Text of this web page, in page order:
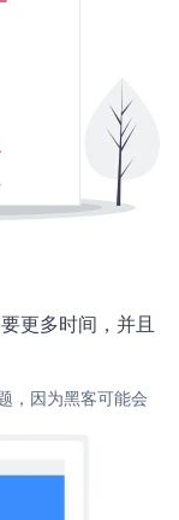
更多时间，并且
，因为黑客可能会